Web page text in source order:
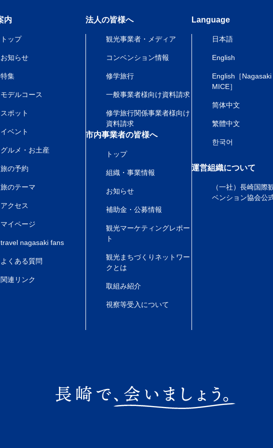
内
トップ
お知らせ
特集
モデルコース
スポット
イベント
グルメ・お土産
旅の予約
旅のテーマ
アクセス
マイページ
travel nagasaki fans
よくある質問
関連リンク
法人の皆様へ
観光事業者・メディア
コンベンション情報
修学旅行
一般事業者様向け資料請求
修学旅行関係事業者様向け
資料請求
市内事業者の皆様へ
トップ
組織・事業情報
お知らせ
補助金・公募情報
観光マーケティングレポー
ト
観光まちづくりネットワー
クとは
取組み紹介
視察等受入について
Language
日本語
English
English［Nagasaki
MICE］
简体中文
繁體中文
한국어
運営組織について
（一社）長崎国際
ベンション協会公